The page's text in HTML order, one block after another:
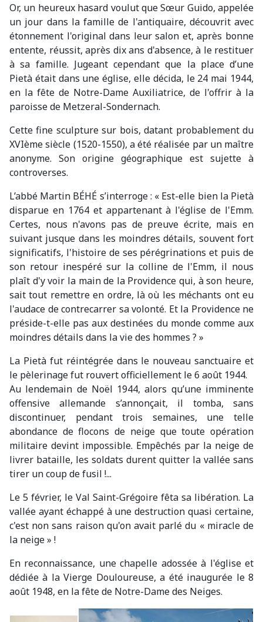
Or, un heureux hasard voulut que Sœur Guido, appelée
un jour dans la famille de l'antiquaire, découvrit avec
étonnement l'original dans leur salon et, après bonne
entente, réussit, après dix ans d'absence, à le restituer
à sa famille. Jugeant cependant que la place d’une
Pietà était dans une église, elle décida, le 24 mai 1944,
en la fête de Notre-Dame Auxiliatrice, de l'offrir à la
paroisse de Metzeral-Sondernach.
Cette fine sculpture sur bois, datant probablement du
XVIème siècle (1520-1550), a été réalisée par un maître
anonyme. Son origine géographique est sujette à
controverses.
L’abbé Martin BÉHÉ s’interroge : « Est-elle bien la Pietà
disparue en 1764 et appartenant à l'église de l'Emm.
Certes, nous n'avons pas de preuve écrite, mais en
suivant jusque dans les moindres détails, souvent fort
significatifs, l'histoire de ses pérégrinations et puis de
son retour inespéré sur la colline de l'Emm, il nous
plaît d'y voir la main de la Providence qui, à son heure,
sait tout remettre en ordre, là où les méchants ont eu
l'audace de contrecarrer sa volonté. Et la Providence ne
préside-t-elle pas aux destinées du monde comme aux
moindres détails dans la vie des hommes ? »
La Pietà fut réintégrée dans le nouveau sanctuaire et
le pèlerinage fut rouvert officiellement le 6 août 1944.
Au lendemain de Noël 1944, alors qu’une imminente
offensive allemande s’annonçait, il tomba, sans
discontinuer, pendant trois semaines, une telle
abondance de flocons de neige que toute opération
militaire devint impossible. Empêchés par la neige de
livrer bataille, les soldats durent quitter la vallée sans
tirer un coup de fusil !...
Le 5 février, le Val Saint-Grégoire fêta sa libération. La
vallée ayant échappé à une destruction quasi certaine,
c'est non sans raison qu'on avait parlé du « miracle de
la neige » !
En reconnaissance, une chapelle adossée à l'église et
dédiée à la Vierge Douloureuse, a été inaugurée le 8
août 1948, en la fête de Notre-Dame des Neiges.